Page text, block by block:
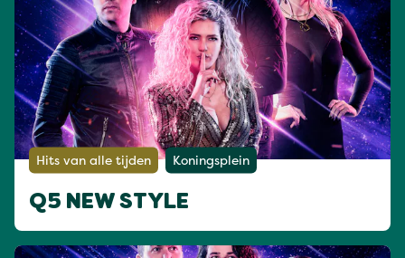
Hits van alle tijden Koningsplein
Q5 NEW STYLE